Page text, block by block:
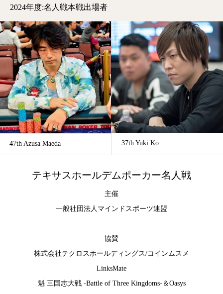
2024年度:名人戦本戦出場者
47th Azusa Maeda 37th Yuki Ko
テキサスホールデムポーカー名人戦
主催
一般社団法人マインドスポーツ連盟
協賛
株式会社テクロスホールディングス/コインムスメ
LinksMate
魁 三国志大戦 -Battle of Three Kingdoms-＆Oasys